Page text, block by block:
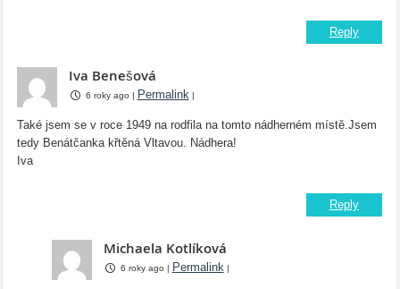
Reply
Iva Benešová
6 roky ago | Permalink |
Také jsem se v roce 1949 na rodfila na tomto nádherném místě.Jsem
tedy Benátčanka křtěná Vltavou. Nádhera!
Iva
Reply
Michaela Kotlíková
6 roky ago | Permalink |